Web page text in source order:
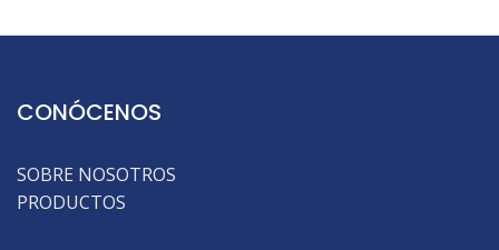
CONÓCENOS
SOBRE NOSOTROS
PRODUCTOS